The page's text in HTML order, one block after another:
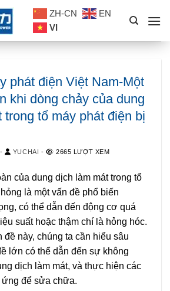
ZH-CN
EN
VI
phát điện Việt Nam-Một
khi dòng chảy của dung
trong tổ máy phát điện bị
- YUCHAI - 2665 LƯỢT XEM
của dung dịch làm mát trong tổ
là một vấn đề phổ biến
có thể dẫn đến động cơ quá
suất hoặc thậm chí là hỏng hóc.
này, chúng ta cần hiểu sâu
lớn có thể dẫn đến sự không
dịch làm mát, và thực hiện các
để sửa chữa.